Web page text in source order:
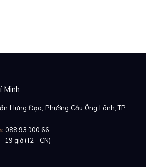
không gỉ Oystersteel, ref.126622
đẳng cấp không thể nhầm lẫn.
thẩm mỹ và sang trọng cho diện
Minh
Hưng Đạo, Phường Cầu Ông Lãnh, TP.
088.93.000.66
19 giờ (T2 - CN)